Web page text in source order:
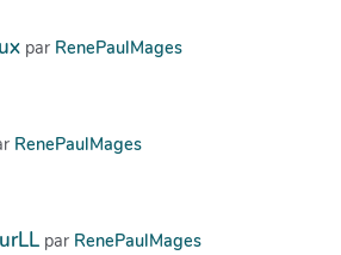
par RenePaulMages
RenePaulMages
par RenePaulMages